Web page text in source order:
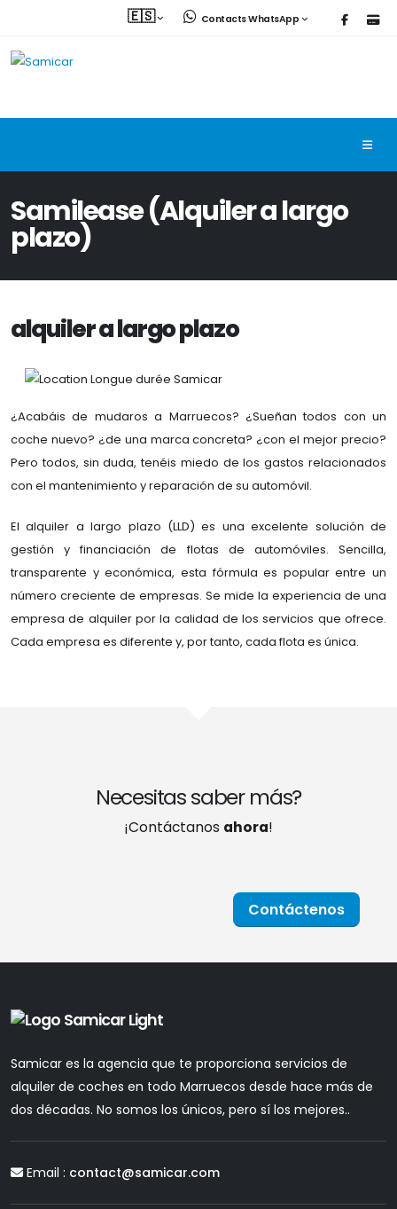
🇪🇸 Contacts WhatsApp
Samilease (Alquiler a largo
plazo)
alquiler a largo plazo
¿Acabáis de mudaros a Marruecos? ¿Sueñan todos con un
coche nuevo? ¿de una marca concreta? ¿con el mejor precio?
Pero todos, sin duda, tenéis miedo de los gastos relacionados
con el mantenimiento y reparación de su automóvil.
El alquiler a largo plazo (LLD) es una excelente solución de
gestión y financiación de flotas de automóviles. Sencilla,
transparente y económica, esta fórmula es popular entre un
número creciente de empresas. Se mide la experiencia de una
empresa de alquiler por la calidad de los servicios que ofrece.
Cada empresa es diferente y, por tanto, cada flota es única.
Necesitas saber más?
¡Contáctanos ahora!
Contáctenos
Samicar es la agencia que te proporciona servicios de
alquiler de coches en todo Marruecos desde hace más de
dos décadas. No somos los únicos, pero sí los mejores..
Email : contact@samicar.com